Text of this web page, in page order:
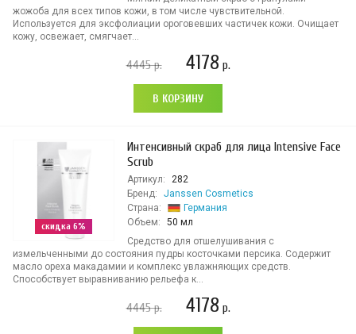
жожоба для всех типов кожи, в том числе чувствительной.
Используется для эксфолиации ороговевших частичек кожи. Очищает
кожу, освежает, смягчает...
4445р. 4178 р.
В КОРЗИНУ
скидка 6%
Интенсивный скраб для лица Intensive Face
Scrub
Артикул:
282
Бренд:
Janssen Cosmetics
Страна:
Германия
Объем:
50 мл
Средство для отшелушивания с
измельченными до состояния пудры косточками персика. Содержит
масло ореха макадамии и комплекс увлажняющих средств.
Способствует выравниванию рельефа к...
4445р. 4178 р.